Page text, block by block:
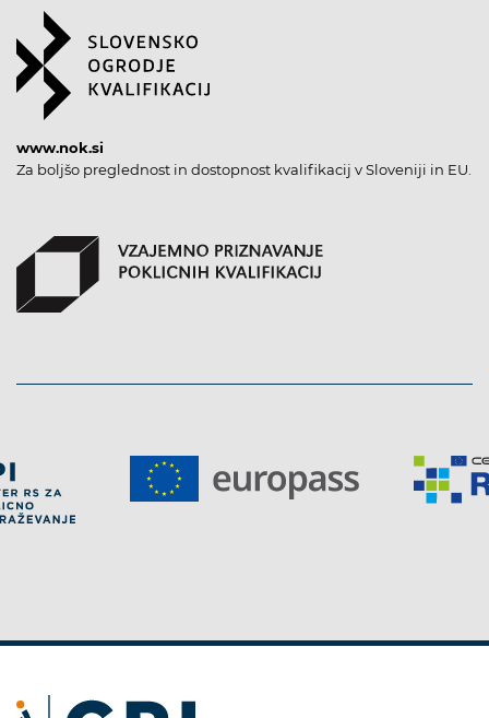
www.nok.si
Za boljšo preglednost in dostopnost kvalifikacij v Sloveniji in EU.